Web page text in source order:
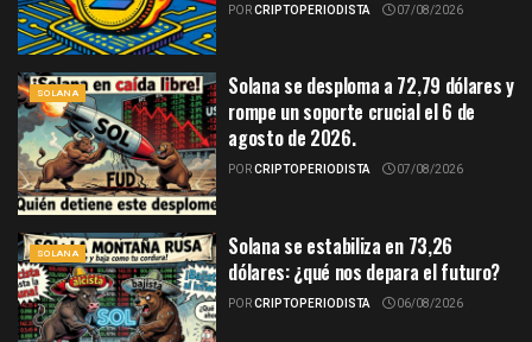
PORCRIPTOPERIODISTA 07/08/2026
SOLANA
Solana se desploma a 72,79 dólares y
rompe un soporte crucial el 6 de
agosto de 2026.
PORCRIPTOPERIODISTA 07/08/2026
SOLANA
Solana se estabiliza en 73,26
dólares: ¿qué nos depara el futuro?
PORCRIPTOPERIODISTA 06/08/2026